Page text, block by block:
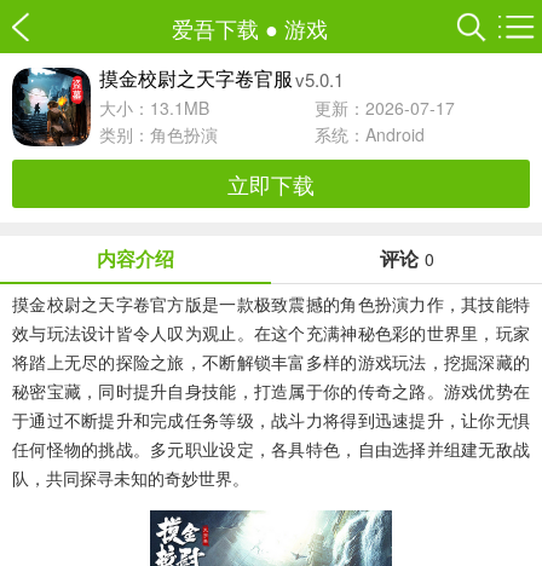
爱吾下载 ● 游戏
摸金校尉之天字卷官服 v5.0.1
大小：13.1MB
更新：2026-07-17
类别： 角色扮演 系统：Android
立即下载
内容介绍 评论 0
摸金校尉之天字卷官方版是一款极致震撼的角色扮演力作，其技能特
效与玩法设计皆令人叹为观止。在这个充满神秘色彩的世界里，玩家
将踏上无尽的探险之旅，不断解锁丰富多样的游戏玩法，挖掘深藏的
秘密宝藏，同时提升自身技能，打造属于你的传奇之路。游戏优势在
于通过不断提升和完成任务等级，战斗力将得到迅速提升，让你无惧
任何怪物的挑战。多元职业设定，各具特色，自由选择并组建无敌战
队，共同探寻未知的奇妙世界。